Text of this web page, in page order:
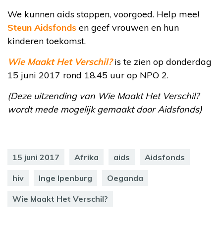
We kunnen aids stoppen, voorgoed. Help mee!
Steun Aidsfonds en geef vrouwen en hun
kinderen toekomst.
Wie Maakt Het Verschil?is te zien op donderdag
15 juni 2017 rond 18.45 uur op NPO 2.
(Deze uitzending van Wie Maakt Het Verschil?
wordt mede mogelijk gemaakt door Aidsfonds)
15 juni 2017 Afrika aids Aidsfonds
hiv Inge Ipenburg Oeganda
Wie Maakt Het Verschil?